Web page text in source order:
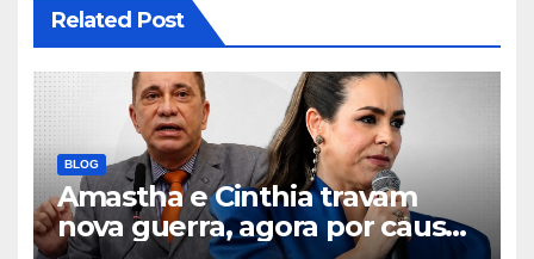
Related Post
BLOG
Amastha e Cinthia travam
nova guerra, agora por causa